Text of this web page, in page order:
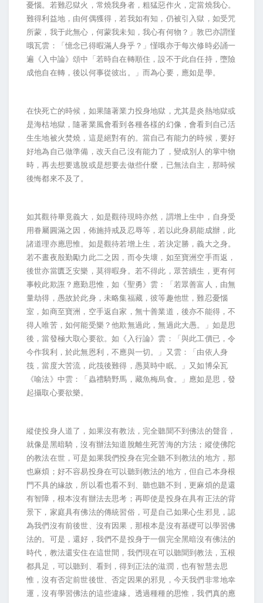
憂惱。若難忍獄火，常燒我身者，粗猛惡作火，定當燒我心。
難得利益地，由何偶獲得，若我如有知，仍被引入獄，如受咒
所蒙，我于此無心，何蒙我未知，我心有何物？」敦巴亦謂慬
哦瓦雲：「憶念已得暇滿人身乎？」慬哦亦于每次修時必誦一
遍《入中論》頌中「若時自在轉順住，設不于此自任持，墮險
成他自在轉，後以何事從彼出。」而為心要，應如是學。
在快死亡的時候，如果隨著業力投身地獄，尤其是炎熱地獄或
是海枯地獄，隨著業風會看到各種各樣的幻像，會看到自己活
生生地被火焚燒，這是絕對有的。當自己有能力的時候，要好
好地為自己做準備，改天自己沒有能力了，變成別人的掌中物
時，再去想要逃脫或是想要去做些什麼，已無法自主，那時候
後悔都來不及了。
如其觀待畢竟義大，如是觀待現時亦然，謂增上生中，自身受
用眷屬圓滿之因，佈施持戒及忍辱等，若以此身易能成辦，此
諸道理亦應思惟。如是觀待若增上生，若決定勝，義大之身。
若不晝夜殷勤勵力此二之因，而令失壞，如至寶洲空手而返，
後世亦當匱乏安樂，莫得暇身。若不得此，眾苦續生，更有何
事較此欺誑？應勤思惟，如《聖勇》雲：「若眾善富人，由無
量劫得，愚故於此身，未略集福藏，彼等趣他世，難忍憂惱
室，如商至寶洲，空手返自家，無十善業道，後亦不能得，不
得人唯苦，如何能受樂？他欺無過此，無過此大愚。」如是思
後，當發極大取心要欲。如《入行論》雲：「與此工價已，令
今作我利，於此無恩利，不應與一切。」又雲：「由依人身
筏，當度大苦流，此筏後難得，愚莫時中眠。」又如博朵瓦
《喻法》中雲：「蟲禮騎野馬，藏魚梅烏食。」應如是思，發
起攝取心要欲樂。
縱使投身人道了，如果沒有教法，完全聽聞不到佛法的聲音，
就像是黑暗騎，沒有辦法知道脫離生死苦海的方法；縱使佛陀
的教法在世，可是如果我們投身在完全聽不到教法的地方，那
也麻煩；好不容易投身在可以聽到教法的地方，但自己本身根
門不具的緣故，所以看也看不到、聽也聽不到，更麻煩的是還
有智障，根本沒有辦法去思考；再即使是投身在具有正法的背
景下，家庭具有佛法的傳統習俗，可是自己如果心生邪見，認
為我們沒有前後世、沒有因果，那根本是沒有基礎可以學習佛
法的。可是，還好，我們不是投身于一個完全黑暗沒有佛法的
時代，教法還安住在這世間，我們現在可以聽聞到教法，五根
都具足，可以聽到、看到，得到正法的滋潤，也有智慧去思
惟，沒有否定前世後世、否定因果的邪見，今天我們非常地幸
運，沒有學習佛法的這些違緣。透過種種的思惟，我們真的應